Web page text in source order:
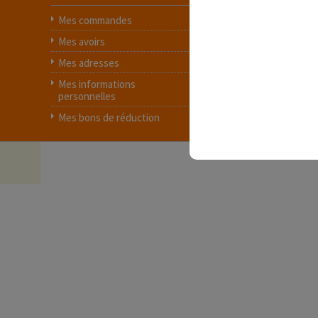
Mes commandes
Mes avoirs
Mes adresses
Mes informations
personnelles
Mes bons de réduction